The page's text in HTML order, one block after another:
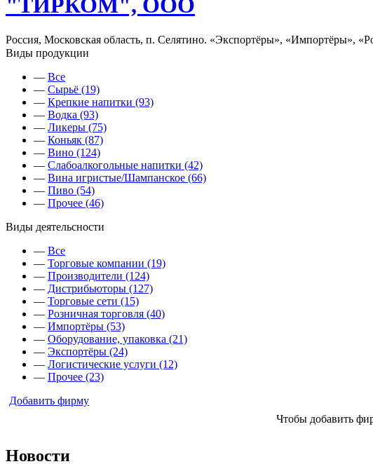
Россия, Московская область, п. Селятино. «Экспортёры», «Импортёры»,
Виды продукции
— Все
— Сырьё (19)
— Крепкие напитки (93)
— Водка (93)
— Ликеры (75)
— Коньяк (87)
— Вино (124)
— Слабоалкогольные напитки (42)
— Вина игристые/Шампанское (66)
— Пиво (54)
— Прочее (46)
Виды деятельсности
— Все
— Торговые компании (19)
— Производители (124)
— Дистрибьюторы (127)
— Торговые сети (15)
— Розничная торговля (40)
— Импортёры (53)
— Оборудование, упаковка (21)
— Экспортёры (24)
— Логистические услуги (12)
— Прочее (23)
Добавить фирму
Чтобы добавить
Новости